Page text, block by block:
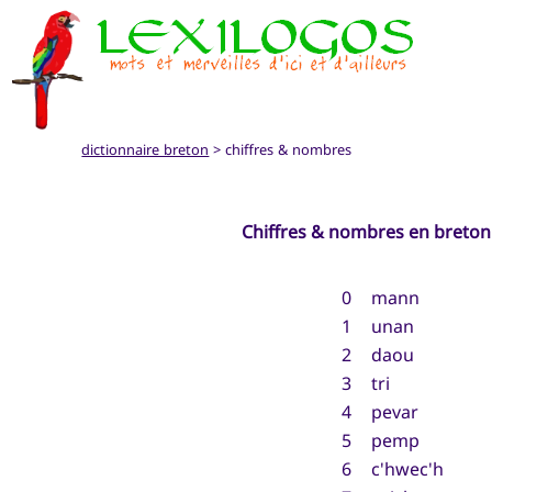
dictionnaire breton > chiffres & nombres
Chiffres & nombres en breton
0
mann
1
unan
2
daou
3
tri
4
pevar
5
pemp
6
c'hwec'h